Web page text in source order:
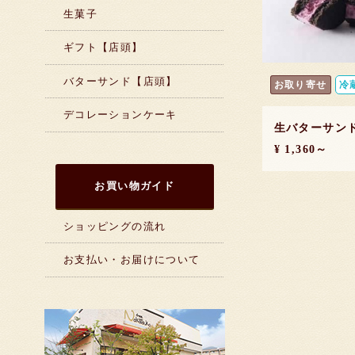
生菓子
ギフト【店頭】
バターサンド【店頭】
デコレーションケーキ
お買い物ガイド
ショッピングの流れ
お支払い・お届けについて
お取り寄せ 冷
生バターサン
¥ 1,360～